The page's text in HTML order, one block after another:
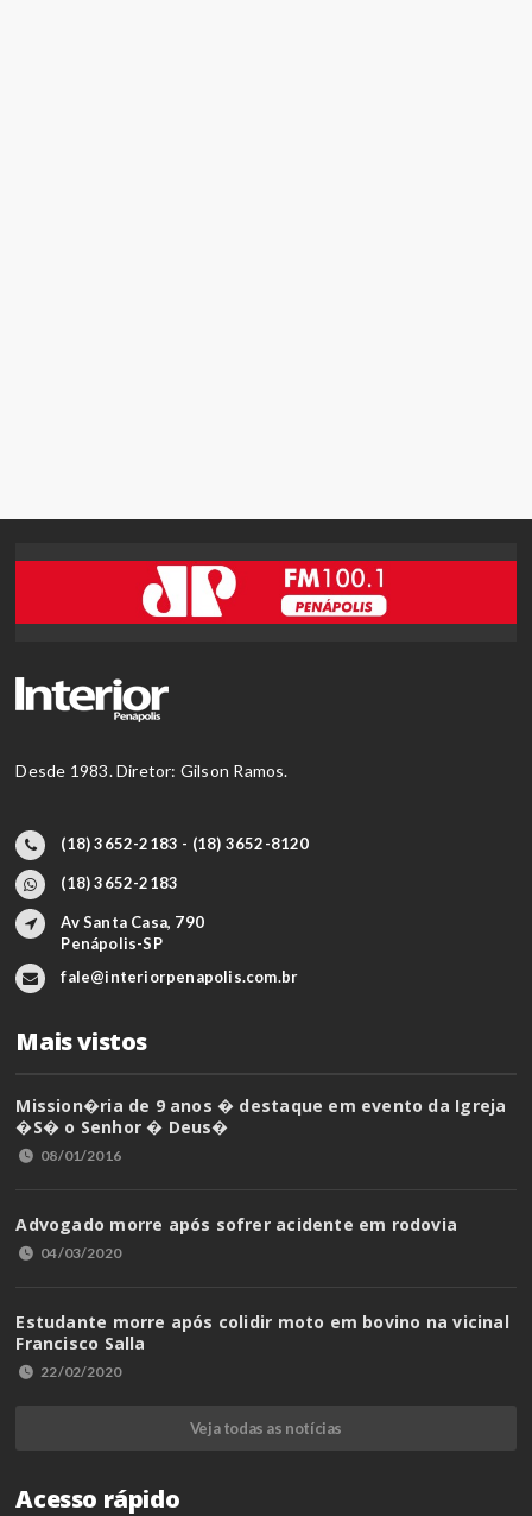
Desde 1983. Diretor: Gilson Ramos.
(18) 3652-2183 - (18) 3652-8120
(18) 3652-2183
Av Santa Casa, 790
Penápolis-SP
fale@interiorpenapolis.com.br
Mais vistos
Mission�ria de 9 anos � destaque em evento da Igreja
�S� o Senhor � Deus�
08/01/2016
Advogado morre após sofrer acidente em rodovia
04/03/2020
Estudante morre após colidir moto em bovino na vicinal
Francisco Salla
22/02/2020
Veja todas as notícias
Acesso rápido